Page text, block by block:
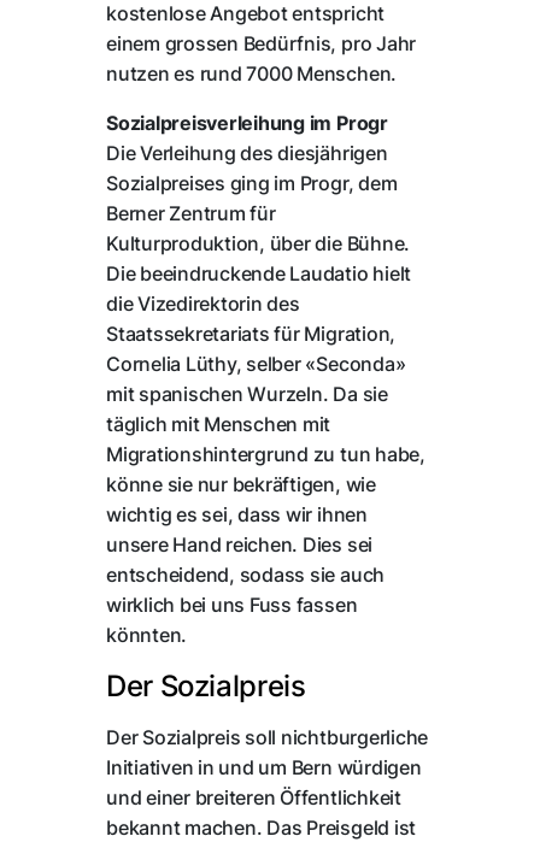
kostenlose Angebot entspricht
einem grossen Bedürfnis, pro Jahr
nutzen es rund 7000 Menschen.
Sozialpreisverleihung im Progr
Die Verleihung des diesjährigen
Sozialpreises ging im Progr, dem
Berner Zentrum für
Kulturproduktion, über die Bühne.
Die beeindruckende Laudatio hielt
die Vizedirektorin des
Staatssekretariats für Migration,
Cornelia Lüthy, selber «Seconda»
mit spanischen Wurzeln. Da sie
täglich mit Menschen mit
Migrationshintergrund zu tun habe,
könne sie nur bekräftigen, wie
wichtig es sei, dass wir ihnen
unsere Hand reichen. Dies sei
entscheidend, sodass sie auch
wirklich bei uns Fuss fassen
könnten.
Der Sozialpreis
Der Sozialpreis soll nichtburgerliche
Initiativen in und um Bern würdigen
und einer breiteren Öffentlichkeit
bekannt machen. Das Preisgeld ist